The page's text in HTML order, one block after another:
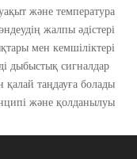
дыбыстық сигналдар